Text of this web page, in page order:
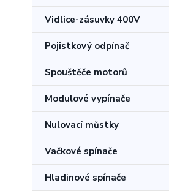
Vidlice-zásuvky 400V
Pojistkový odpínač
Spouštěče motorů
Modulové vypínače
Nulovací můstky
Vačkové spínače
Hladinové spínače